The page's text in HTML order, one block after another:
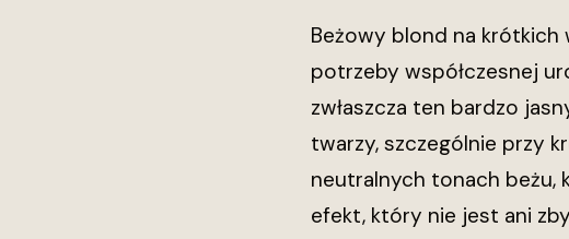
Beżowy blond na krótkich
potrzeby współczesnej
zwłaszcza ten bardzo
twarzy, szczególnie przy
neutralnych tonach beżu,
efekt, który nie jest ani